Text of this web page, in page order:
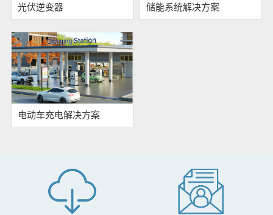
光伏逆变器 储能系统解决方案
电动车充电解决方案